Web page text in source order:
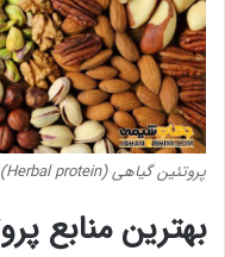
پروتئین گیاهی (Herbal protein) چیست؟ منابع پروتئین گیاهی
بهترین منابع